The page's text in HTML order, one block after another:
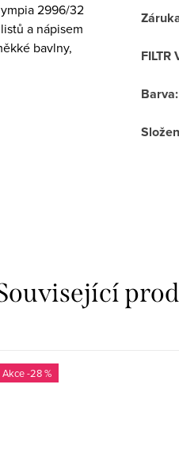
2996/32
a nápisem
bavlny,
FILTR
Barva:
-28 %